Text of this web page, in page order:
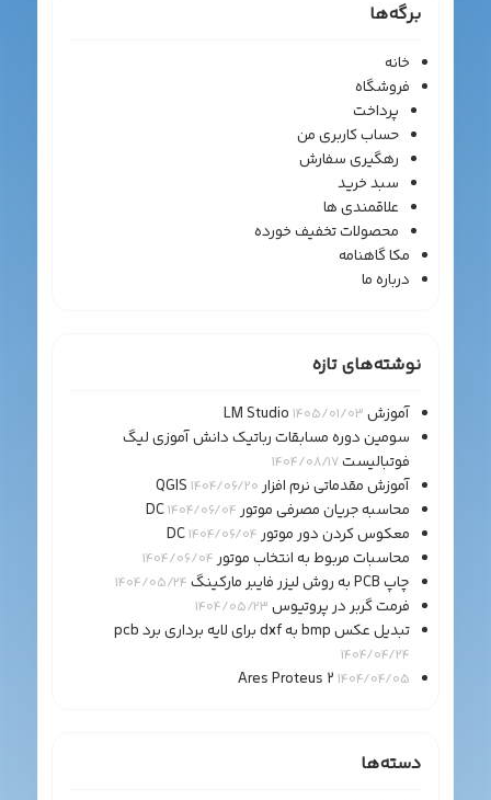
برگه‌ها
خانه
فروشگاه
پرداخت
حساب کاربری من
رهگیری سفارش
سبد خرید
علاقمندی ها
محصولات تخفیف خورده
مکا گاهنامه
درباره ما
نوشته‌های تازه
آموزش LM Studio 1405/01/03
سومین دوره مسابقات رباتیک دانش آموزی لیگ
فوتبالیست1404/08/17
آموزش مقدماتی نرم افزار QGIS1404/06/20
محاسبه جریان مصرفی موتور DC1404/06/04
معکوس کردن دور موتور DC1404/06/04
محاسبات مربوط به انتخاب موتور 1404/06/04
چاپ PCB به روش لیزر فایبر مارکینگ 1404/05/24
فرمت گربر در پروتیوس 1404/05/23
تبدیل عکس bmp به dxf برای لایه برداری برد pcb
1404/04/24
Ares Proteus 2 1404/04/05
دسته‌ها